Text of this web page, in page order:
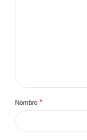
Nombre *